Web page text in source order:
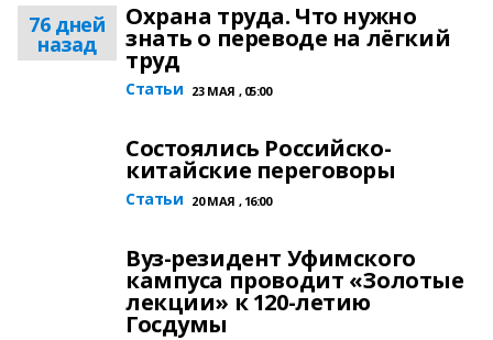
76 дней
назад
Охрана труда. Что нужно
знать о переводе на лёгкий
труд
Статьи 23 МАЯ , 05:00
Состоялись Российско-
китайские переговоры
Статьи 20 МАЯ , 16:00
Вуз-резидент Уфимского
кампуса проводит «Золотые
лекции» к 120-летию
Госдумы